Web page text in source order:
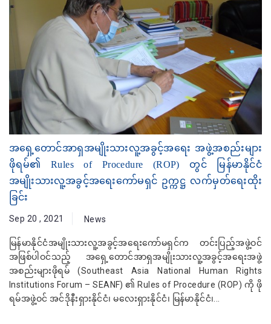
အရှေ့တောင်အာရှအမျိုးသားလူ့အခွင့်အရေး အဖွဲ့အစည်းများ
ဖိုရမ်၏ Rules of Procedure (ROP) တွင် မြန်မာနိုင်ငံ
အမျိုးသားလူ့အခွင့်အရေးကော်မရှင် ဥက္ကဋ္ဌ လက်မှတ်ရေးထိုး
ခြင်း
Sep 20 , 2021 News
မြန်မာနိုင်ငံအမျိုးသားလူ့အခွင့်အရေးကော်မရှင်က တင်းပြည့်အဖွဲ့ဝင်
အဖြစ်ပါဝင်သည့် အရှေ့တောင်အာရှအမျိုးသားလူ့အခွင့်အရေးအဖွဲ့
အစည်းများဖိုရမ် (Southeast Asia National Human Rights
Institutions Forum – SEANF) ၏ Rules of Procedure (ROP) ကို ဖို
ရမ်အဖွဲ့ဝင် အင်ဒိုနီးရှားနိုင်ငံ၊ မလေးရှားနိုင်ငံ၊ မြန်မာနိုင်ငံ၊...